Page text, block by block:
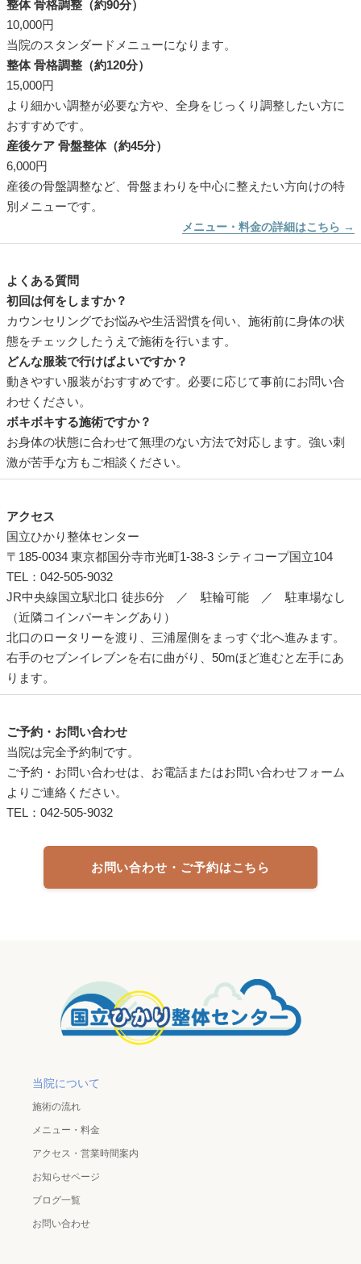
整体 骨格調整（約90分）
10,000円
当院のスタンダードメニューになります。
整体 骨格調整（約120分）
15,000円
より細かい調整が必要な方や、全身をじっくり調整したい方に
おすすめです。
産後ケア 骨盤整体（約45分）
6,000円
産後の骨盤調整など、骨盤まわりを中心に整えたい方向けの特
別メニューです。
メニュー・料金の詳細はこちら →
よくある質問
初回は何をしますか？
カウンセリングでお悩みや生活習慣を伺い、施術前に身体の状
態をチェックしたうえで施術を行います。
どんな服装で行けばよいですか？
動きやすい服装がおすすめです。必要に応じて事前にお問い合
わせください。
ボキボキする施術ですか？
お身体の状態に合わせて無理のない方法で対応します。強い刺
激が苦手な方もご相談ください。
アクセス
国立ひかり整体センター
〒185-0034 東京都国分寺市光町1-38-3 シティコープ国立104
TEL：042-505-9032
JR中央線国立駅北口 徒歩6分 ／ 駐輪可能 ／ 駐車場なし
（近隣コインパーキングあり）
北口のロータリーを渡り、三浦屋側をまっすぐ北へ進みます。
右手のセブンイレブンを右に曲がり、50mほど進むと左手にあ
ります。
ご予約・お問い合わせ
当院は完全予約制です。
ご予約・お問い合わせは、お電話またはお問い合わせフォーム
よりご連絡ください。
TEL：042-505-9032
お問い合わせ・ご予約はこちら
当院について
施術の流れ
メニュー・料金
アクセス・営業時間案内
お知らせページ
ブログ一覧
お問い合わせ